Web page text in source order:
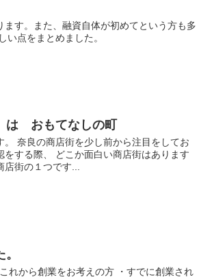
す。また、融資自体が初めてという方も多
い点をまとめました。
は おもてなしの町
奈良の商店街を少し前から注目をしてお
する際、 どこか面白い商店街はあります
店街の１つです...
れから創業をお考えの方 ・すでに創業され